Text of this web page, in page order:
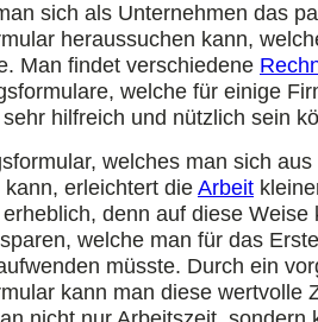
sich als Unternehmen das
heraussuchen kann,
Man findet verschiedene
welche für einige
hilfreich und nützlich sein
welches man sich
kann, erleichtert die Arbeit
denn auf diese Weise
welche man für das
müsste. Durch ein
kann man diese wertvolle